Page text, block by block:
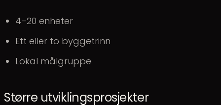
4–20 enheter
Ett eller to byggetrinn
Lokal målgruppe
Større utviklingsprosjekter